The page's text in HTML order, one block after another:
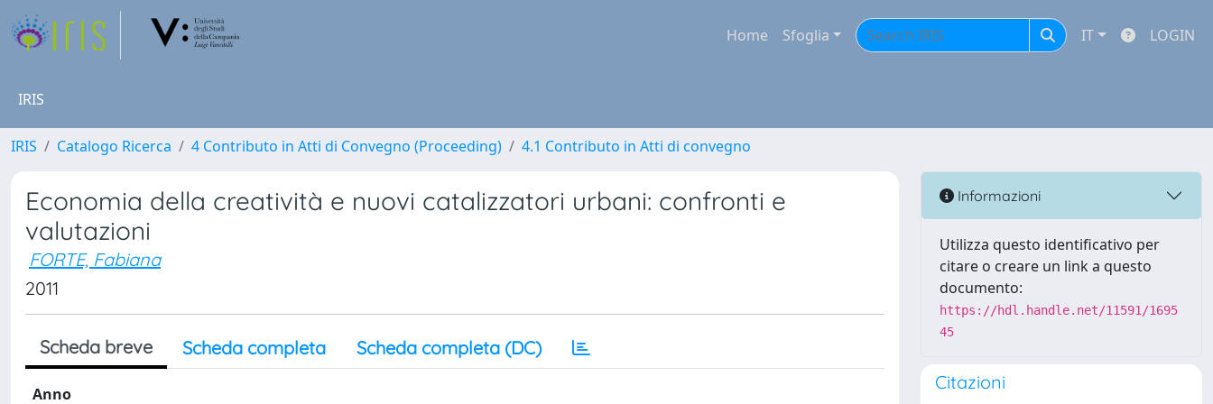
Home Sfoglia IT LOGIN
IRIS
IRIS Catalogo Ricerca 4 Contributo in Atti di Convegno (Proceeding) 4.1 Contributo in Atti di convegno
Economia della creatività e nuovi catalizzatori urbani: confronti e
valutazioni
FORTE, Fabiana
2011
Scheda breve Scheda completa Scheda completa (DC)
Anno
Informazioni
Utilizza questo identificativo per
citare o creare un link a questo
documento:
https://hdl.handle.net/11591/1695
45
Citazioni